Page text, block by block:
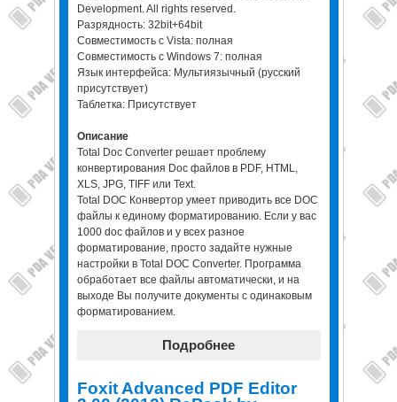
Development. All rights reserved.
Разрядность: 32bit+64bit
Совместимость с Vista: полная
Совместимость с Windows 7: полная
Язык интерфейса: Мультиязычный (русский
присутствует)
Таблетка: Присутствует
Описание
Total Doc Converter решает проблему
конвертирования Doc файлов в PDF, HTML,
XLS, JPG, TIFF или Text.
Total DOC Конвертор умеет приводить все DOC
файлы к единому форматированию. Если у вас
1000 doc файлов и у всех разное
форматирование, просто задайте нужные
настройки в Total DOC Converter. Программа
обработает все файлы автоматически, и на
выходе Вы получите документы с одинаковым
форматированием.
Подробнее
Foxit Advanced PDF Editor